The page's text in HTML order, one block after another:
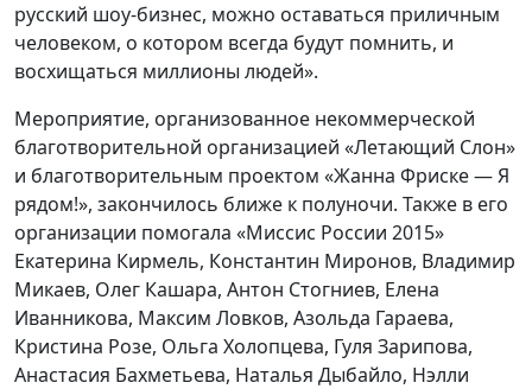
русский шоу-бизнес, можно оставаться приличным
человеком, о котором всегда будут помнить, и
восхищаться миллионы людей».
Мероприятие, организованное некоммерческой
благотворительной организацией «Летающий Слон»
и благотворительным проектом «Жанна Фриске — Я
рядом!», закончилось ближе к полуночи. Также в его
организации помогала «Миссис России 2015»
Екатерина Кирмель, Константин Миронов, Владимир
Микаев, Олег Кашара, Антон Стогниев, Елена
Иванникова, Максим Ловков, Азольда Гараева,
Кристина Розе, Ольга Холопцева, Гуля Зарипова,
Анастасия Бахметьева, Наталья Дыбайло, Нэлли